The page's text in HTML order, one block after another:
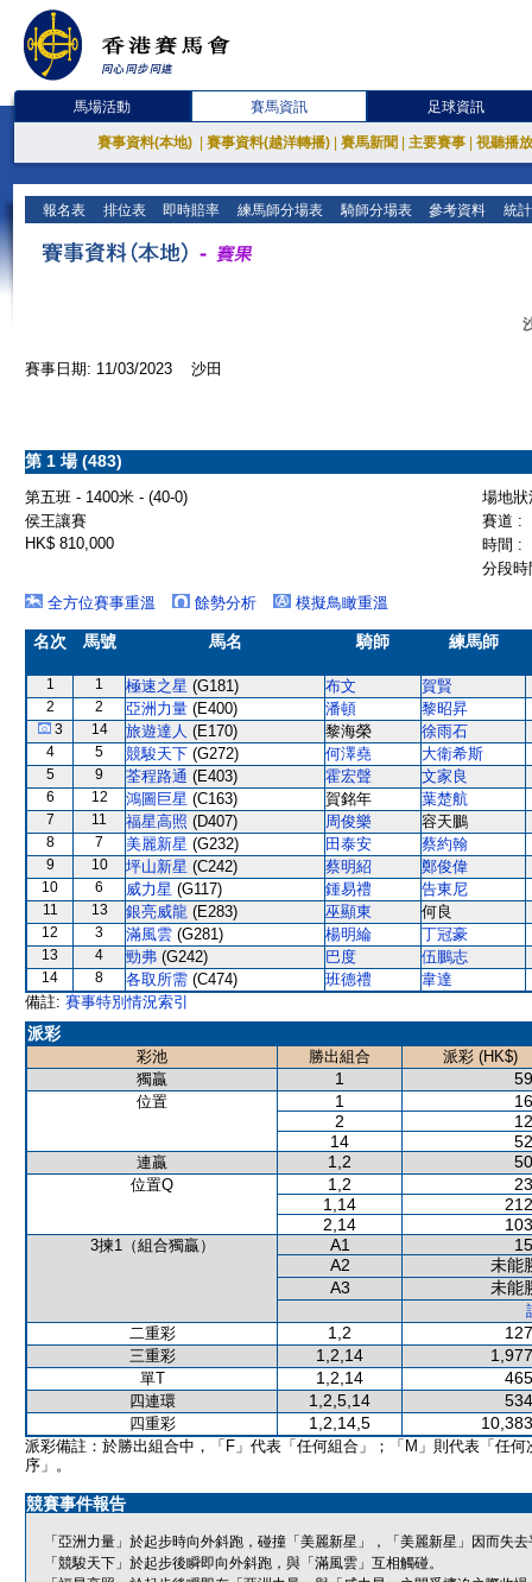
馬場活動 賽馬資訊 足球資訊
賽事資料(本地) 賽事資料(越洋轉播) 賽馬新聞 主要賽事 視聽播
報名表 排位表 即時賠率 練馬師分場表 騎師分場表 參考資料 統
賽事日期: 11/03/2023 沙田
第 1 場 (483)
第五班 - 1400米 - (40-0)
場地
侯王讓賽
賽道 :
HK$ 810,000
時間 :
分段
全方位賽事重溫
餘勢分析 模擬鳥瞰重溫
名次 馬號 馬名 騎師 練馬師
1 1 極速之星 (G181) 布文 賀賢
2 2 亞洲力量 (E400) 潘頓 黎昭昇
3 14 旅遊達人 (E170) 黎海榮 徐雨石
4 5 競駿天下 (G272) 何澤堯 大衛希斯
5 9 荃程路通 (E403) 霍宏聲 文家良
6 12 鴻圖巨星 (C163) 賀銘年 葉楚航
7 11 福星高照 (D407) 周俊樂 容天鵬
8 7 美麗新星 (G232) 田泰安 蔡約翰
9 10 坪山新星 (C242) 蔡明紹 鄭俊偉
10 6 威力星 (G117) 鍾易禮 告東尼
11 13 銀亮威龍 (E283) 巫顯東 何良
12 3 滿風雲 (G281) 楊明綸 丁冠豪
13 4 勁弗 (G242) 巴度 伍鵬志
14 8 各取所需 (C474) 班德禮
韋達
備註: 賽事特別情況索引
派彩
彩池 勝出組合
派彩 (HK$)
獨贏
1
位置 1
2
14
連贏 1,2
位置Q 1,2
1,14
2,14
3揀1（組合獨贏） A1
A2
未能
A3
未能
二重彩
1,2
三重彩 1,2,14
單T 1,2,14
四連環 1,2,5,14
四重彩 1,2,14,5
派彩備註：於勝出組合中，「F」代表「任何組合」；「M」則代表「任何
序」。
競賽事件報告
「亞洲力量」於起步時向外斜跑，碰撞「美麗新星」，「美麗新星」因而失
「競駿天下」於起步後瞬即向外斜跑，與「滿風雲」互相觸碰。